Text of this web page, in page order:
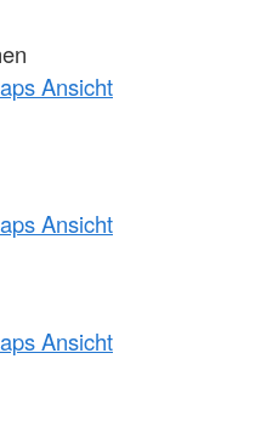
Ansicht
Ansicht
Ansicht